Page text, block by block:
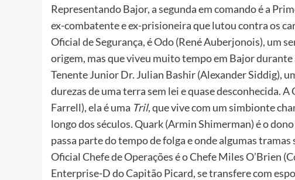
Representando Bajor, a segunda em comando é a
ex-combatente e ex-prisioneira que lutou contra os
Oficial de Segurança, é Odo (René Auberjonois), um
origem, mas que viveu muito tempo em Bajor
Tenente Junior Dr. Julian Bashir (Alexander Siddig),
durezas de uma terra sem lei e quase desconhecida.
Farrell), ela é uma Tril, que vive com um simbionte
longo dos séculos. Quark (Armin Shimerman) é o
passa parte do tempo de folga e onde algumas
Oficial Chefe de Operações é o Chefe Miles O’Brien
Enterprise-D do Capitão Picard, se transfere com